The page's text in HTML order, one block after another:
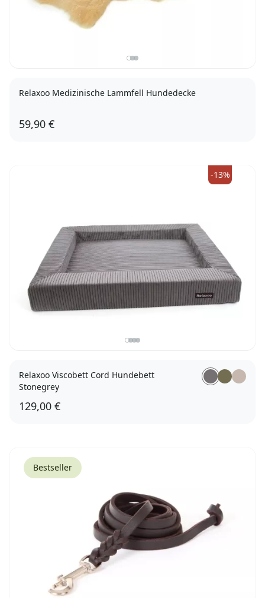
Relaxoo Medizinische Lammfell Hundedecke
59,90 €
-13%
Relaxoo Viscobett Cord Hundebett
Stonegrey
129,00 €
Bestseller